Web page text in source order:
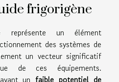
frigorigène
représente un élément
des systèmes de
un vecteur significatif
de ces équipements.
unfaible potentiel de